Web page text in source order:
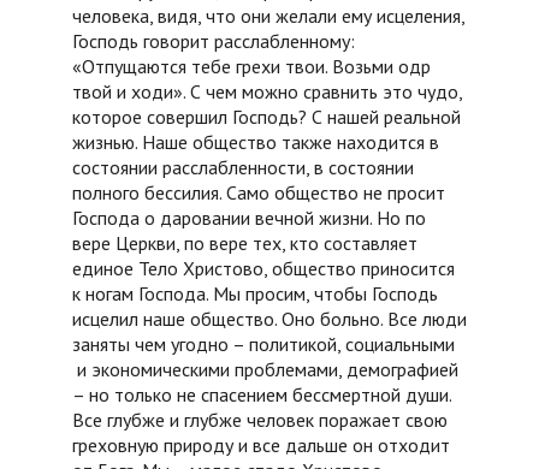
человека, видя, что они желали ему исцеления,
Господь говорит расслабленному:
«Отпущаются тебе грехи твои. Возьми одр
твой и ходи». С чем можно сравнить это чудо,
которое совершил Господь? С нашей реальной
жизнью. Наше общество также находится в
состоянии расслабленности, в состоянии
полного бессилия. Само общество не просит
Господа о даровании вечной жизни. Но по
вере Церкви, по вере тех, кто составляет
единое Тело Христово, общество приносится
к ногам Господа. Мы просим, чтобы Господь
исцелил наше общество. Оно больно. Все люди
заняты чем угодно – политикой, социальными
и экономическими проблемами, демографией
– но только не спасением бессмертной души.
Все глубже и глубже человек поражает свою
греховную природу и все дальше он отходит